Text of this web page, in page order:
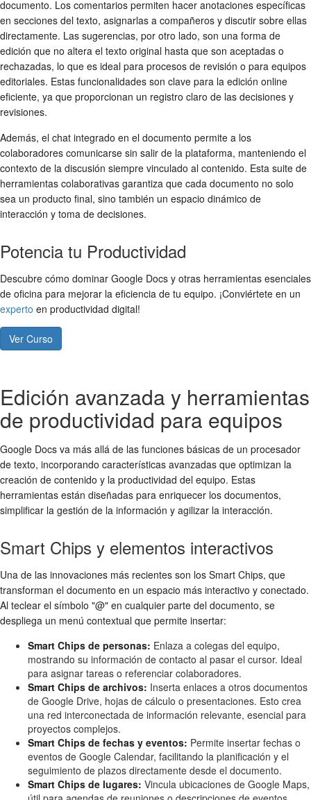
documento. Los comentarios permiten hacer anotaciones específicas
en secciones del texto, asignarlas a compañeros y discutir sobre ellas
directamente. Las sugerencias, por otro lado, son una forma de
edición que no altera el texto original hasta que son aceptadas o
rechazadas, lo que es ideal para procesos de revisión o para equipos
editoriales. Estas funcionalidades son clave para la edición online
eficiente, ya que proporcionan un registro claro de las decisiones y
revisiones.
Además, el chat integrado en el documento permite a los
colaboradores comunicarse sin salir de la plataforma, manteniendo el
contexto de la discusión siempre vinculado al contenido. Esta suite de
herramientas colaborativas garantiza que cada documento no solo
sea un producto final, sino también un espacio dinámico de
interacción y toma de decisiones.
Potencia tu Productividad
Descubre cómo dominar Google Docs y otras herramientas esenciales
de oficina para mejorar la eficiencia de tu equipo. ¡Conviértete en un
experto en productividad digital!
Ver Curso
Edición avanzada y herramientas
de productividad para equipos
Google Docs va más allá de las funciones básicas de un procesador
de texto, incorporando características avanzadas que optimizan la
creación de contenido y la productividad del equipo. Estas
herramientas están diseñadas para enriquecer los documentos,
simplificar la gestión de la información y agilizar la interacción.
Smart Chips y elementos interactivos
Una de las innovaciones más recientes son los Smart Chips, que
transforman el documento en un espacio más interactivo y conectado.
Al teclear el símbolo "@" en cualquier parte del documento, se
despliega un menú contextual que permite insertar:
Smart Chips de personas: Enlaza a colegas del equipo,
mostrando su información de contacto al pasar el cursor. Ideal
para asignar tareas o referenciar colaboradores.
Smart Chips de archivos: Inserta enlaces a otros documentos
de Google Drive, hojas de cálculo o presentaciones. Esto crea
una red interconectada de información relevante, esencial para
proyectos complejos.
Smart Chips de fechas y eventos: Permite insertar fechas o
eventos de Google Calendar, facilitando la planificación y el
seguimiento de plazos directamente desde el documento.
Smart Chips de lugares: Vincula ubicaciones de Google Maps,